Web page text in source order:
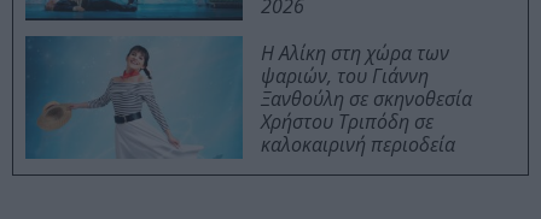
2026
Η Αλίκη στη χώρα των
ψαριών, του Γιάννη
Ξανθούλη σε σκηνοθεσία
Χρήστου Τριπόδη σε
καλοκαιρινή περιοδεία